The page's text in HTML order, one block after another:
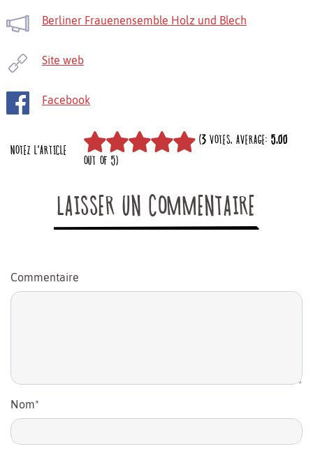
Berliner Frauenensemble Holz und Blech
Site web
Facebook
NOTEZ L'ARTICLE
(3VOTES, AVERAGE: 5,00
OUT OF 5)
LAISSER UN COMMENTAIRE
Commentaire
Nom*